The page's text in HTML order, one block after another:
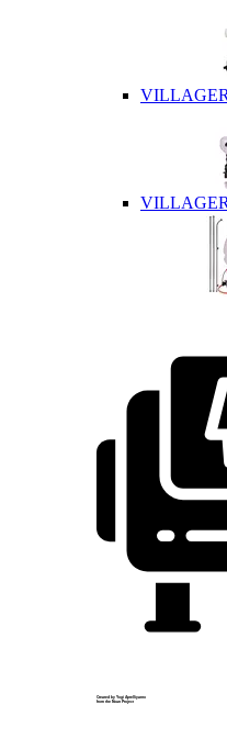
Created by Yogi Aprelliyanto
from the Noun Project